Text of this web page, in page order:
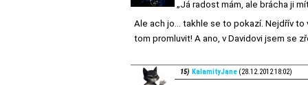
„Já radost mám, ale brácha ji
Ale ach jo... takhle se to pokazí. Nejdřív
tom promluvit! A ano, v Davidovi jsem se
15) KalamityJane (28.12.2012 18:02)